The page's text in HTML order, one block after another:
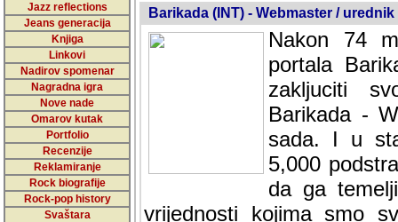
Jazz reflections
Jeans generacija
Knjiga
Linkovi
Nadirov spomenar
Nagradna igra
Nove nade
Omarov kutak
Portfolio
Recenzije
Reklamiranje
Rock biografije
Rock-pop history
Svaštara
Barikada (INT) - Webmaster / urednik
Nakon 74
portala
zakljuciti
Barikada -
sada. I u
5,000
da ga
vrijednosti kojima smo